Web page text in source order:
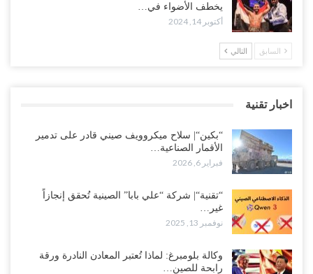
يخطف الأضواء في…
أكتوبر 14, 2024
السابق التالي
اخبار تقنية
“بكين“| سلاح ميكروويف صيني قادر على تدمير
الأقمار الصناعية…
فبراير 6, 2026
“تقنية“| شركة “علي بابا” الصينية تُحقق إنجازاً
غير…
نوفمبر 13, 2025
وكالة بلومبرغ: لماذا تُعتبر المعادن النادرة ورقة
رابحة للصين…